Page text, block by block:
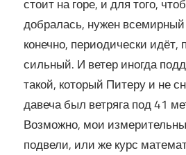
стоит на горе, и для того,
добралась, нужен
конечно, периодически
сильный. И ветер иногда
такой, который Питеру и не
давеча был ветряга под 41
Возможно, мои
подвели, или же курс